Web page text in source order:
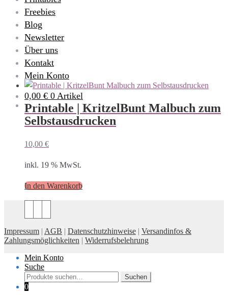
Freebies
Blog
Newsletter
Über uns
Kontakt
Mein Konto
0,00 € 0 Artikel
Printable | KritzelBunt Malbuch zum
Selbstausdrucken
10,00 €
inkl. 19 % MwSt.
In den Warenkorb
Impressum | AGB | Datenschutzhinweise | Versandinfos &
Zahlungsmöglichkeiten | Widerrufsbelehrung
Mein Konto
Suche
Suche
nach:
Suchen
0